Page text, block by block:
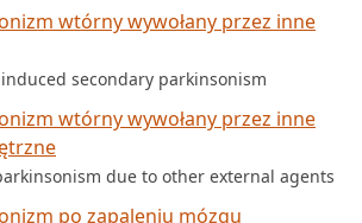
wtórny wywołany przez inne
secondary parkinsonism
wtórny wywołany przez inne
due to other external agents
po zapaleniu mózgu